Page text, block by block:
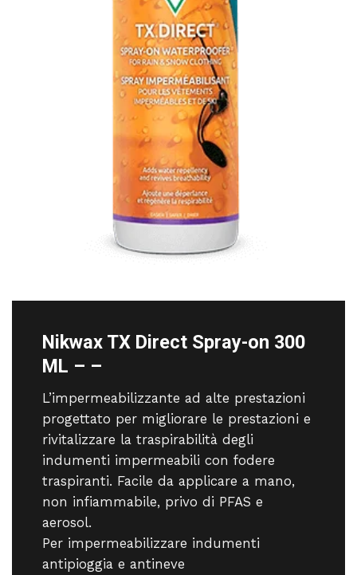
Nikwax TX Direct Spray-on 300
ML – –
L’impermeabilizzante ad alte prestazioni
progettato per migliorare le prestazioni e
rivitalizzare la traspirabilità degli
indumenti impermeabili con fodere
traspiranti. Facile da applicare a mano,
non infiammabile, privo di PFAS e
aerosol.
Per impermeabilizzare indumenti
antipioggia e antineve